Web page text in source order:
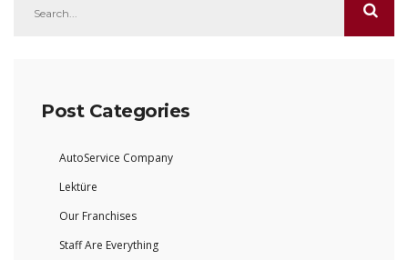
Post Categories
AutoService Company
Lektüre
Our Franchises
Staff Are Everything